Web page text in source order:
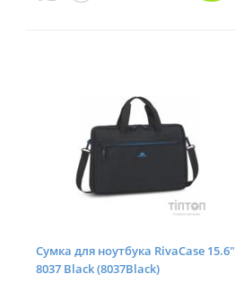
Сумка для ноутбука RivaCase 15.6"
8037 Black (8037Black)